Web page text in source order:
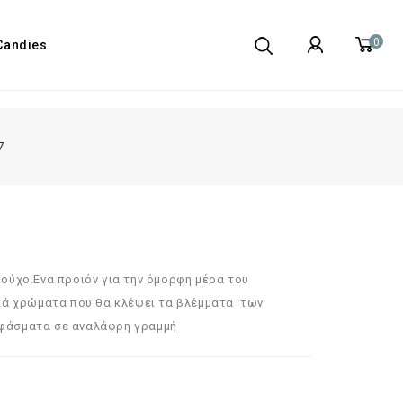
0
προιόν για την όμορφη μέρα του
χρώματα που θα κλέψει τα βλέμματα των
σε αναλάφρη γραμμή